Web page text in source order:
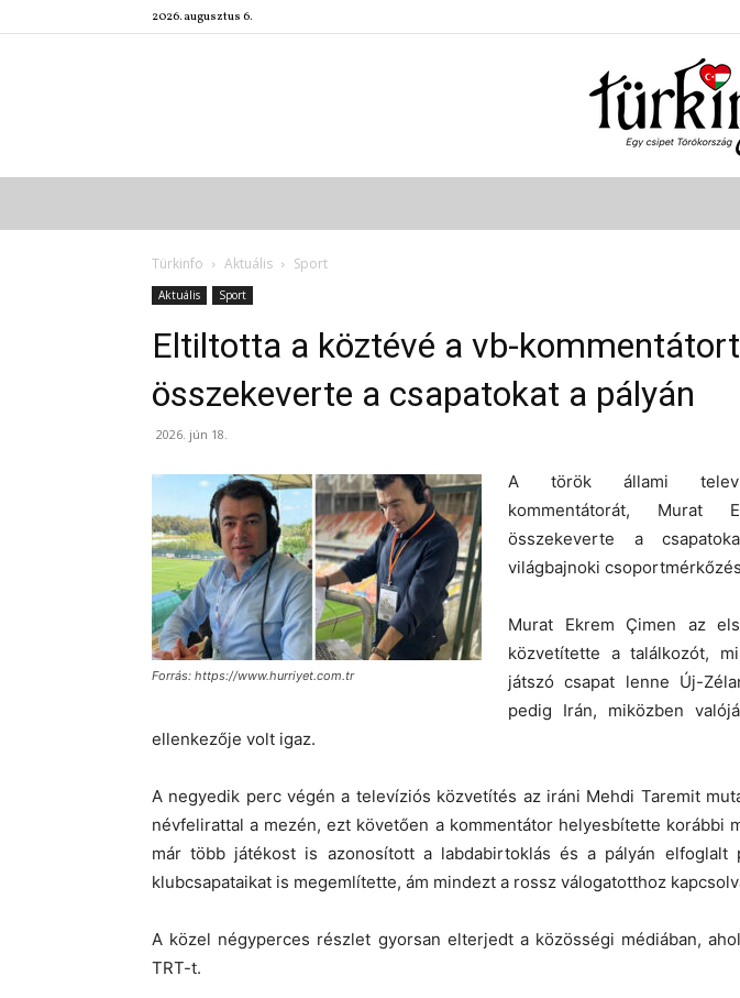
2026. augusztus 6.
Türkinfo Aktuális Sport
Aktuális Sport
Eltiltotta a köztévé a vb-
összekeverte a csapatokat a pályán
2026. jún 18.
Forrás: https://www.hurriyet.com.tr
A török állami
kommentátorát, Murat
összekeverte a
világbajnoki
Murat Ekrem Çimen az
közvetítette a találkozót,
játszó csapat lenne Új-
pedig Irán, miközben
ellenkezője volt igaz.
A negyedik perc végén a televíziós közvetítés az iráni Mehdi Taremit
névfelirattal a mezén, ezt követően a kommentátor helyesbítette korábbi
már több játékost is azonosított a labdabirtoklás és a pályán elfoglalt
klubcsapataikat is megemlítette, ám mindezt a rossz válogatotthoz
A közel négyperces részlet gyorsan elterjedt a közösségi médiában,
TRT-t.